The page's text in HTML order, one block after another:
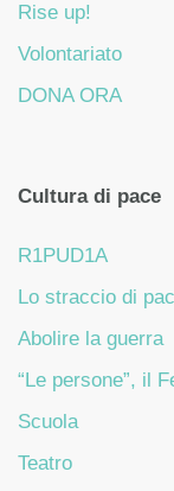
Rise up!
Volontariato
DONA ORA
Cultura di pace
R1PUD1A
Lo straccio di
Abolire la guerra
“Le persone”, il
Scuola
Teatro